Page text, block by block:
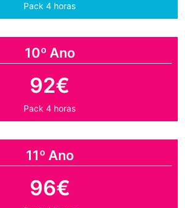
Pack 4 horas
10º Ano
92€
Pack 4 horas
11º Ano
96€